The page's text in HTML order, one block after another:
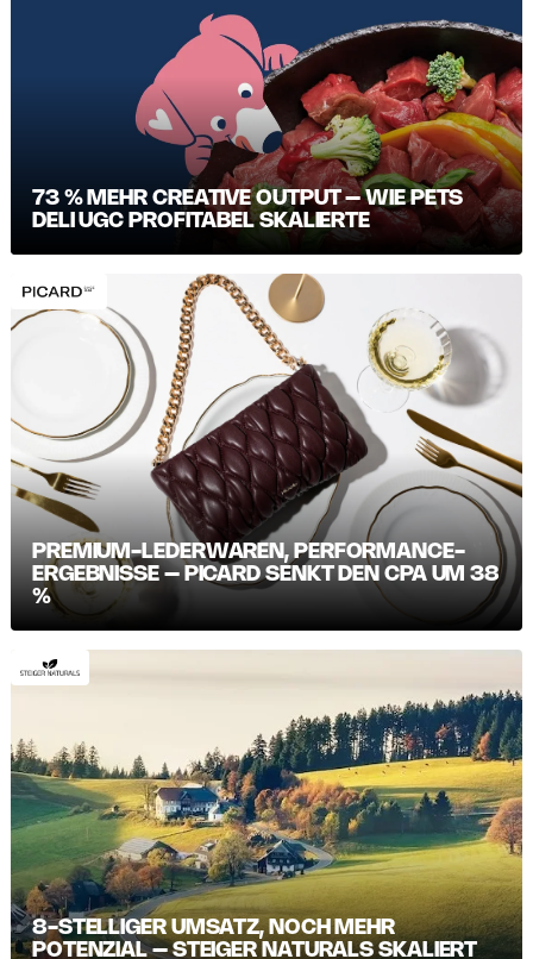
73 % MEHR CREATIVE OUTPUT – WIE PETS
DELI UGC PROFITABEL SKALIERTE
PREMIUM-LEDERWAREN, PERFORMANCE-
ERGEBNISSE – PICARD SENKT DEN CPA UM 38
%
8-STELLIGER UMSATZ, NOCH MEHR
POTENZIAL – STEIGER NATURALS SKALIERT